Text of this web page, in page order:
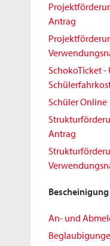
Antrag
SchokoTicket
Schüler Online
Antrag
An- und